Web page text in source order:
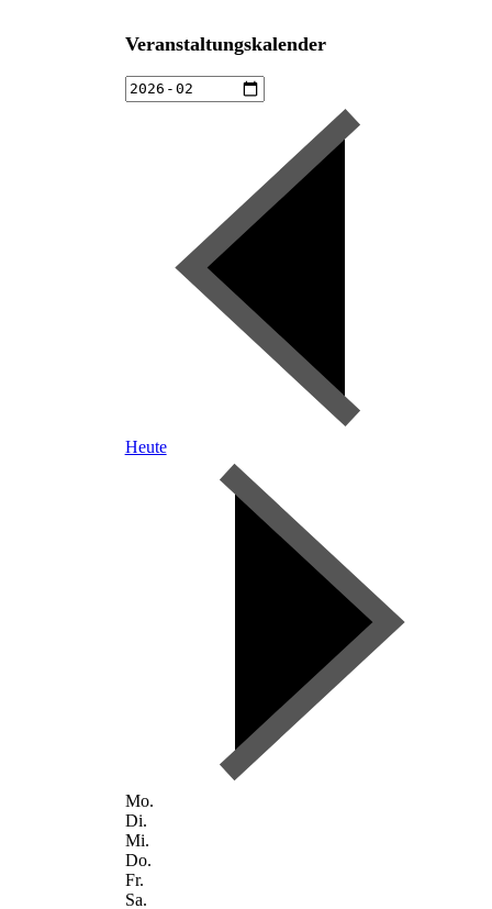
Veranstaltungskalender
Heute
Mo.
Di.
Mi.
Do.
Fr.
Sa.